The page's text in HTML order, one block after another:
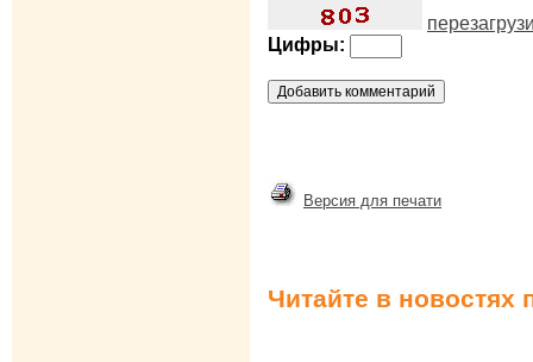
Цифры:
Версия для печати
Читайте в новостях